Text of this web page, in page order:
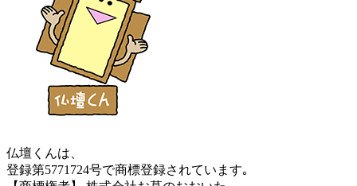
仏壇くんは、
登録第5771724号で商標登録されています｡